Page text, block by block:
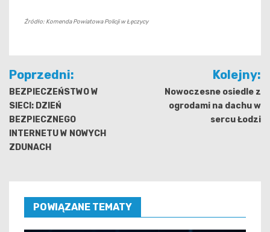
Źródło: Komenda Powiatowa Policji w Łęczycy
Nawigacja
wpisu
Poprzedni:
BEZPIECZEŃSTWO W
SIECI: DZIEŃ
BEZPIECZNEGO
INTERNETU W NOWYCH
ZDUNACH
Kolejny:
Nowoczesne osiedle z
ogrodami na dachu w
sercu Łodzi
POWIĄZANE TEMATY